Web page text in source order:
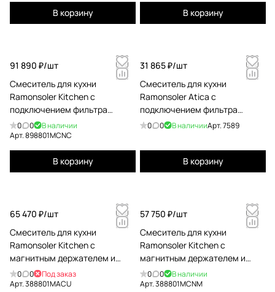
В корзину В корзину
91 890 ₽/шт
Смеситель для кухни
Ramonsoler Kitchen с
подключением фильтра
питьевой воды с магнитным
держ 898801мсnc никель
898801MCNC
0 0
В наличии
Арт.898801MCNC
В корзину
31 865 ₽/шт
Смеситель для кухни
Ramonsoler Atica с
подключением фильтра
питьевой воды 7589
0 0 В наличииАрт.7589
В корзину
65 470 ₽/шт
Смеситель для кухни
Ramonsoler Kitchen с
магнитным держателем и
гибким изливом magnet
388801масu 388801МАCU
0 0
Под заказ
Арт.388801МАCU
57 750 ₽/шт
Смеситель для кухни
Ramonsoler Kitchen с
магнитным держателем и
гибким изливом magnet
чёрный 388801MCNM
0 0
В наличии
Арт.388801MCNM